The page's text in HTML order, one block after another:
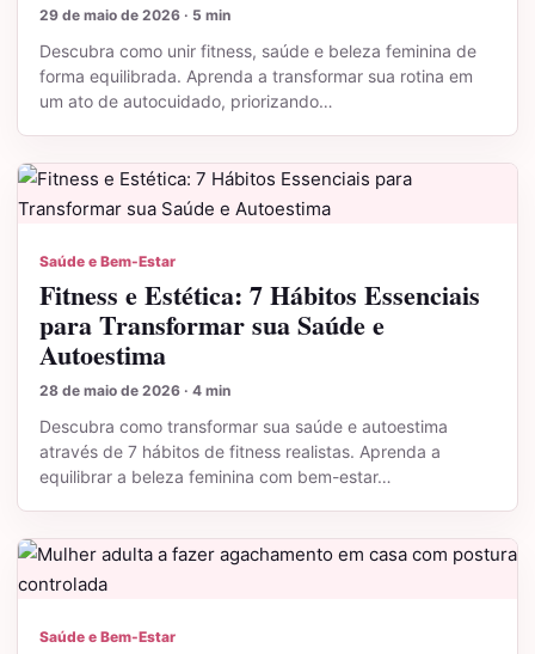
29 de maio de 2026 · 5 min
Descubra como unir fitness, saúde e beleza feminina de
forma equilibrada. Aprenda a transformar sua rotina em
um ato de autocuidado, priorizando…
Saúde e Bem-Estar
Fitness e Estética: 7 Hábitos Essenciais
para Transformar sua Saúde e
Autoestima
28 de maio de 2026 · 4 min
Descubra como transformar sua saúde e autoestima
através de 7 hábitos de fitness realistas. Aprenda a
equilibrar a beleza feminina com bem-estar…
Saúde e Bem-Estar